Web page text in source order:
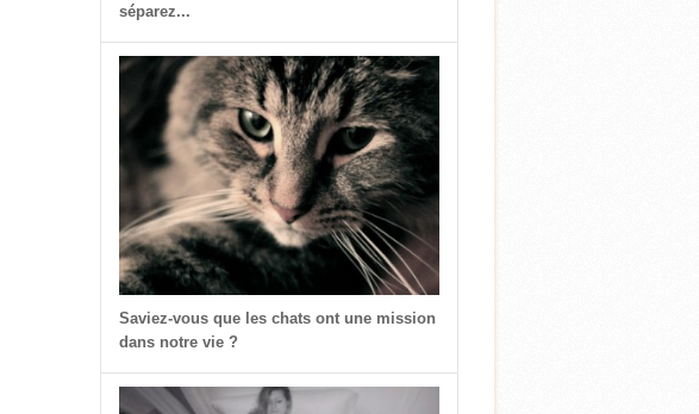
séparez...
Saviez-vous que les chats ont une mission
dans notre vie ?